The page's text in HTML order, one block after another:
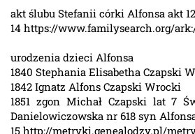
akt ślubu Stefanii córki Alfonsa akt
14 https://www.familysearch.org/ark:/
urodzenia dzieci Alfonsa
1840 Stephania Elisabetha Czapski
1842 Ignatz Alfons Czapski Wrocki
1851 zgon Michał Czapski lat 7
Danielowiczowska nr 618 syn
15 http://metryki.genealodzy.pl/